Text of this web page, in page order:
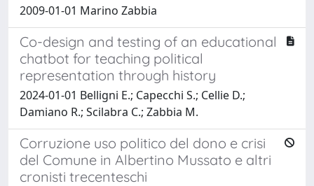
2009-01-01 Marino Zabbia
Co-design and testing of an educational
chatbot for teaching political
representation through history
2024-01-01 Belligni E.; Capecchi S.; Cellie D.;
Damiano R.; Scilabra C.; Zabbia M.
Corruzione uso politico del dono e crisi
del Comune in Albertino Mussato e altri
cronisti trecenteschi